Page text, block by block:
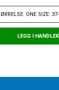
ONE SIZE:
LEGG I